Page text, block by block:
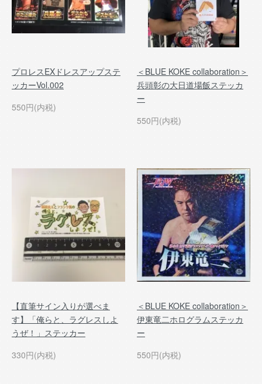
プロレスEXドレスアップステ
ッカーVol.002
550円(内税)
＜BLUE KOKE collaboration＞
兵頭彰の大日道場飯ステッカ
ー
550円(内税)
【直筆サイン入りが選べま
す】「俺らと、ラグレスしよ
うぜ！」ステッカー
330円(内税)
＜BLUE KOKE collaboration＞
伊東竜二ホログラムステッカ
ー
550円(内税)